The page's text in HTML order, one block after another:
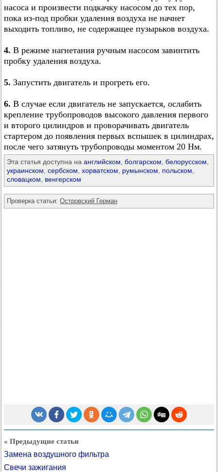
насоса и произвести подкачку насосом до тех пор,
пока из-под пробки удаления воздуха не начнет
выходить топливо, не содержащее пузырьков воздуха.
4. В режиме нагнетания ручным насосом завинтить
пробку удаления воздуха.
5. Запустить двигатель и прогреть его.
6. В случае если двигатель не запускается, ослабить
крепление трубопроводов высокого давления первого
и второго цилиндров и проворачивать двигатель
стартером до появления первых вспышек в цилиндрах,
после чего затянуть трубопроводы моментом 20 Нм.
Эта статья доступна на английском болгарском белорусском
украинском сербском хорватском румынском польском
словацком
венгерском
Проверка статьи: Островский Герман
« Предыдущие статьи
Замена воздушного фильтра
Свечи зажигания